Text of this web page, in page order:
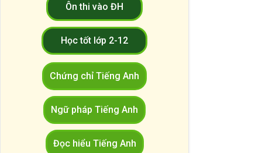
Ôn thi vào ĐH
Học tốt lớp 2-12
Chứng chỉ Tiếng Anh
Ngữ pháp Tiếng Anh
Đọc hiểu Tiếng Anh